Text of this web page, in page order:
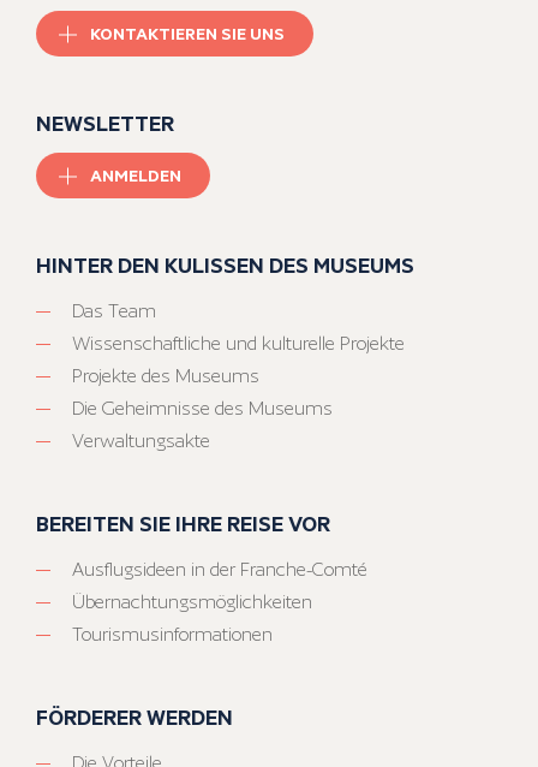
KONTAKTIEREN SIE UNS
NEWSLETTER
ANMELDEN
HINTER DEN KULISSEN DES MUSEUMS
Das Team
Wissenschaftliche und kulturelle Projekte
Projekte des Museums
Die Geheimnisse des Museums
Verwaltungsakte
BEREITEN SIE IHRE REISE VOR
Ausflugsideen in der Franche-Comté
Übernachtungsmöglichkeiten
Tourismusinformationen
FÖRDERER WERDEN